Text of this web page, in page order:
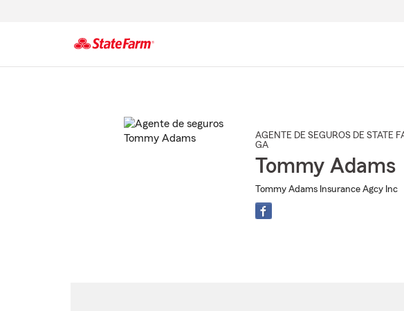
AGENTE DE SEGUROS DE STATE
GA
Tommy Adams
Tommy Adams Insurance Agcy Inc